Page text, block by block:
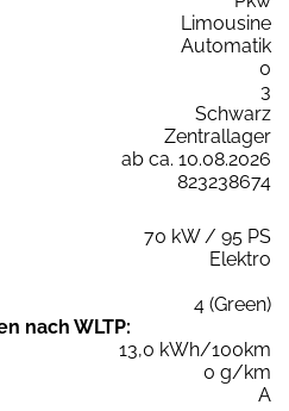
Limousine
Automatik
0
3
Schwarz
Zentrallager
ab ca. 10.08.2026
823238674
70 kW / 95 PS
Elektro
4 (Green)
nach WLTP:
13,0 kWh/100km
0 g/km
A